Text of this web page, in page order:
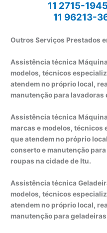
11 2715-1945
11 96213-
Outros Serviços Prestados
Assistência técnica
modelos, técnicos
atendem no próprio local,
manutenção para lavadoras
Assistência técnica
marcas e modelos,
que atendem no próprio
conserto e manutenção
roupas na cidade de Itu.
Assistência técnica
modelos, técnicos
atendem no próprio local,
manutenção para